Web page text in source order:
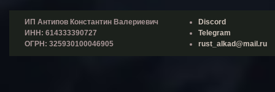
ИП Антипов Константин Валериевич
ИНН: 614333390727
ОГРН: 325930100046905
Discord
Telegram
rust_alkad@mail.ru